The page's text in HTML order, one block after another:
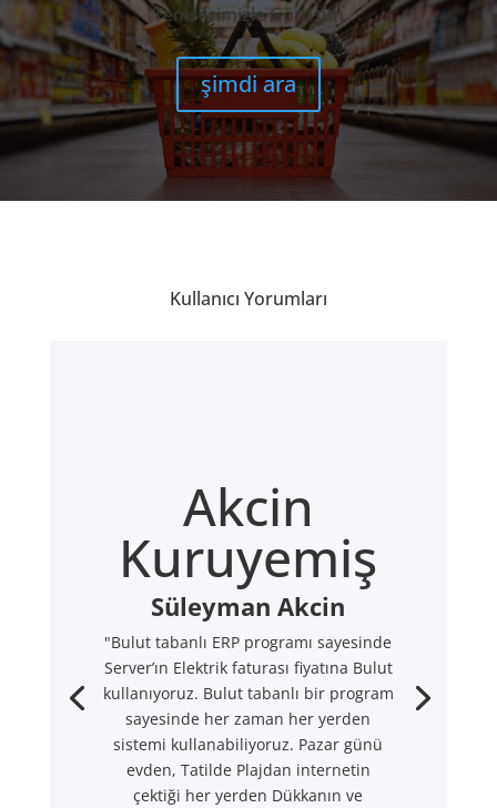
Temsilcimizle Görüşün
şimdi ara
Kullanıcı Yorumları
Akcin
Kuruyemiş
Süleyman Akcin
"Bulut tabanlı ERP programı sayesinde
Server’ın Elektrik faturası fiyatına Bulut
kullanıyoruz. Bulut tabanlı bir program
sayesinde her zaman her yerden
sistemi kullanabiliyoruz. Pazar günü
evden, Tatilde Plajdan internetin
çektiği her yerden Dükkanın ve